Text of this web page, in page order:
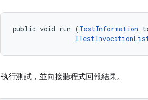
public void run (TestInformation
執行測試，並向接聽程式回報結果。